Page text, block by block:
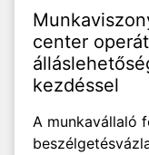
center
kezdéssel
A munkavállaló